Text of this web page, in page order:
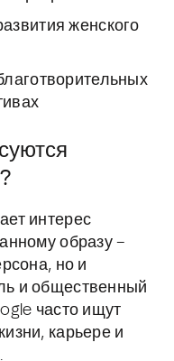
женского
интерес
образу –
но и
и общественный
часто ищут
карьере и